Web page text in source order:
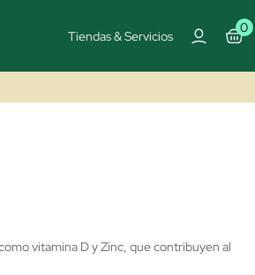
Tiendas & Servicios
0
vitamina D y Zinc, que contribuyen al